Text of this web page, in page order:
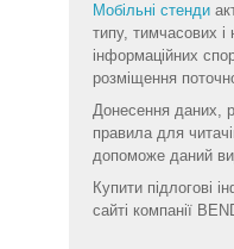
Мобільні стенди
типу, тимчасових і
інформаційних
розміщення
Донесення даних,
правила для
допоможе даний
Купити підлогові
сайті компанії